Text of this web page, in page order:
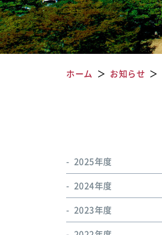
ホーム お知らせ
2025年度
2024年度
2023年度